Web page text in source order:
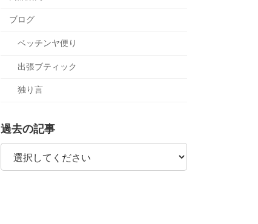
ブログ
ベッチンヤ便り
出張ブティック
独り言
過去の記事